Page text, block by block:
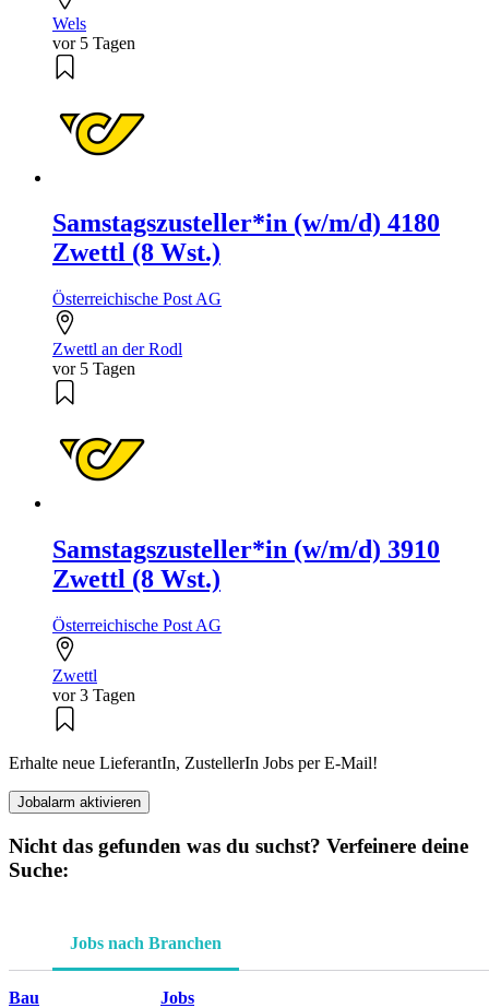
Wels
vor 5 Tagen
Samstagszusteller*in (w/m/d) 4180
Zwettl (8 Wst.)
Österreichische Post AG
Zwettl an der Rodl
vor 5 Tagen
Samstagszusteller*in (w/m/d) 3910
Zwettl (8 Wst.)
Österreichische Post AG
Zwettl
vor 3 Tagen
Erhalte neue LieferantIn, ZustellerIn Jobs per E-Mail!
Jobalarm aktivieren
Nicht das gefunden was du suchst? Verfeinere deine
Suche:
Jobs nach Branchen
Bau
Jobs